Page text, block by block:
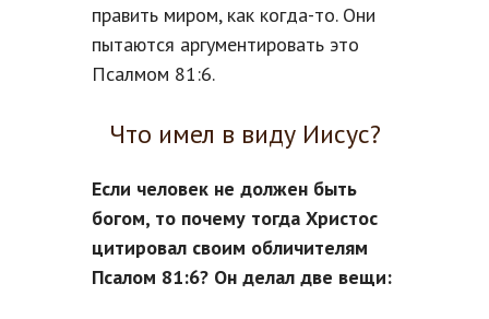
править миром, как когда-то. Они
пытаются аргументировать это
Псалмом 81:6.
Что имел в виду Иисус?
Если человек не должен быть
богом, то почему тогда Христос
цитировал своим обличителям
Псалом 81:6? Он делал две вещи: